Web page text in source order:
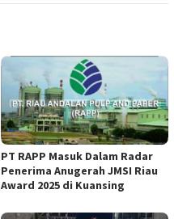
PT RAPP Masuk Dalam Radar
Penerima Anugerah JMSI Riau
Award 2025 di Kuansing